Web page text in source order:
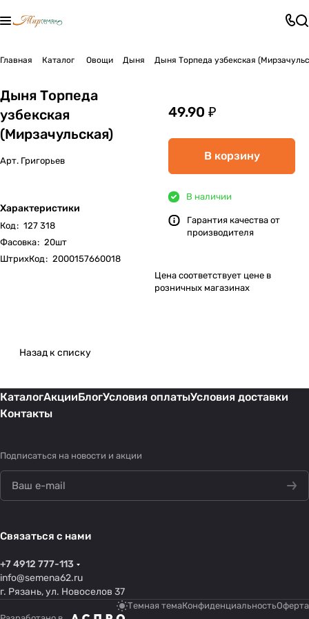
Главная Каталог Овощи Дыня Дыня Торпеда узбекская
Дыня Торпеда
узбекская
(Мирзачульская)
Арт. Григорьев
Характеристики
Код: 127 318
Фасовка: 20шт
ШтрихКод: 2000157660018
49.90 ₽
В корзину
В наличии
Гарантия качества от
производителя
Цена соответствует цене в
розничных магазинах
Назад к списку
КаталогАкцииБлогУсловия оплатыУсловия доставки
Контакты
Подписаться на новости и акции
Связаться с нами
+7 4912 777-113
info@semena62.ru
г. Рязань, ул. Новоселов 37
Темная темаКонфиденциальностьОферта